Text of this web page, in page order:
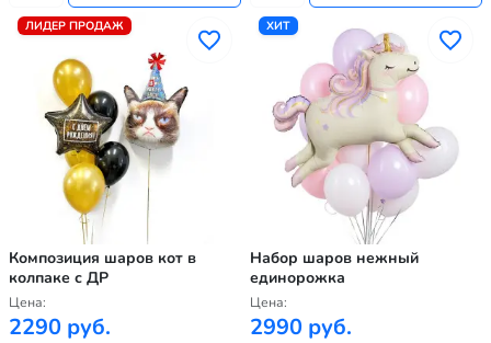
ЛИДЕР ПРОДАЖ
Композиция шаров кот в
колпаке с ДР
Цена:
2290 руб.
ХИТ
Набор шаров нежный
единорожка
Цена:
2990 руб.